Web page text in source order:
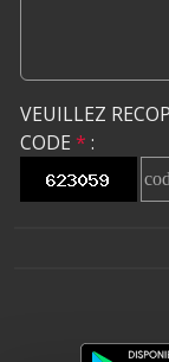
VEUILLEZ
CODE * :